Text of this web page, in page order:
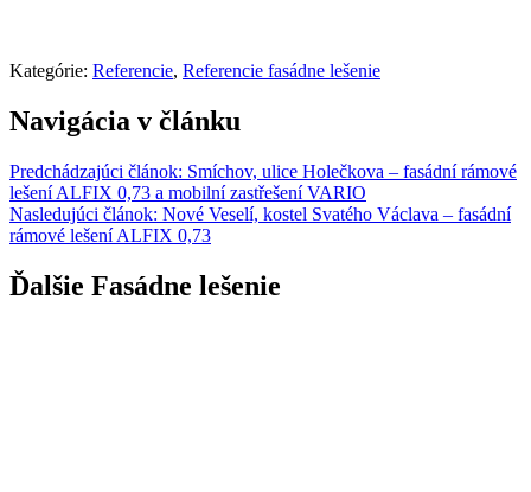
Kategórie: Referencie, Referencie fasádne lešenie
Navigácia v článku
Predchádzajúci článok: Smíchov, ulice Holečkova – fasádní rámové
lešení ALFIX 0,73 a mobilní zastřešení VARIO
Nasledujúci článok: Nové Veselí, kostel Svatého Václava – fasádní
rámové lešení ALFIX 0,73
Ďalšie Fasádne lešenie